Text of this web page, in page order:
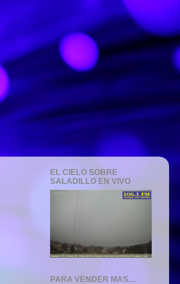
EL CIELO SOBRE
SALADILLO EN VIVO
PARA VENDER MAS....